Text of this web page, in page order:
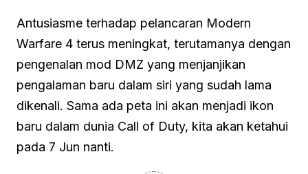
Antusiasme terhadap pelancaran Modern
Warfare 4 terus meningkat, terutamanya dengan
pengenalan mod DMZ yang menjanjikan
pengalaman baru dalam siri yang sudah lama
dikenali. Sama ada peta ini akan menjadi ikon
baru dalam dunia Call of Duty, kita akan ketahui
pada 7 Jun nanti.